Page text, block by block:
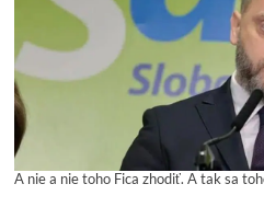
A nie a nie toho Fica zhodiť. A tak sa